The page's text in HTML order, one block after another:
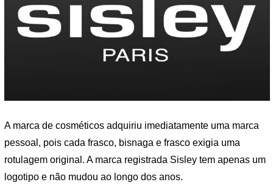
A marca de cosméticos adquiriu imediatamente uma marca
pessoal, pois cada frasco, bisnaga e frasco exigia uma
rotulagem original. A marca registrada Sisley tem apenas um
logotipo e não mudou ao longo dos anos.